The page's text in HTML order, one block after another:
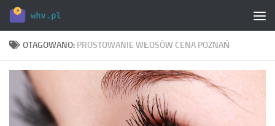
Skip to content
OTAGOWANO: PROSTOWANIE WŁOSÓW CENA POZNAŃ